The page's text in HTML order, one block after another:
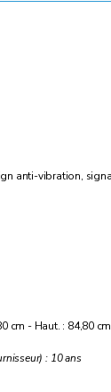
anti-vibration,
cm - Haut. : 84,80 cm
: 10 ans